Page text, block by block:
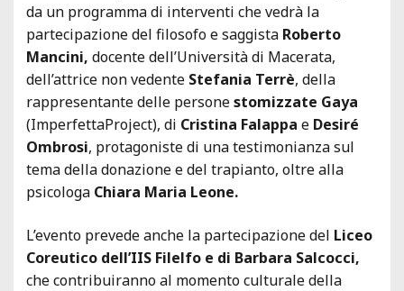
da un programma di interventi che vedrà la
partecipazione del filosofo e saggista Roberto
Mancini, docente dell’Università di Macerata,
dell’attrice non vedente Stefania Terrè, della
rappresentante delle personestomizzate Gaya
(ImperfettaProject), di Cristina Falappa e Desiré
Ombrosi, protagoniste di una testimonianza sul
tema della donazione e del trapianto, oltre alla
psicologa Chiara Maria Leone.
L’evento prevede anche la partecipazione del Liceo
Coreutico dell’IIS Filelfo e di Barbara Salcocci,
che contribuiranno al momento culturale della